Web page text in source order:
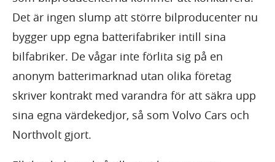
Det är ingen slump att större bilproducenter nu
bygger upp egna batterifabriker intill sina
bilfabriker. De vågar inte förlita sig på en
anonym batterimarknad utan olika företag
skriver kontrakt med varandra för att säkra upp
sina egna värdekedjor, så som Volvo Cars och
Northvolt gjort.